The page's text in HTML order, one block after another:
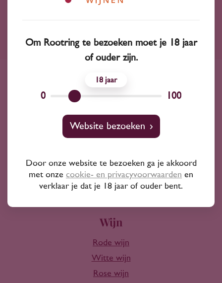
Ruim assortiment
4000+ wijnen in ons assortiment
Advies nodig?
Wijn
Rode wijn
Witte wijn
Rose wijn
Om Rootring te bezoeken moet je 18 jaar
of ouder zijn.
0
18
100
Website bezoeken
Door onze website te bezoeken ga je akkoord
met onze cookie- en privacyvoorwaarden en
verklaar je dat je 18 jaar of ouder bent.